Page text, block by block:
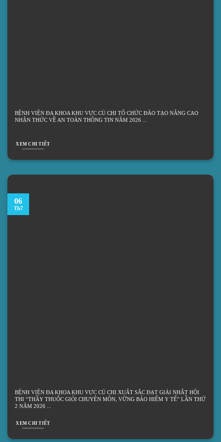
BỆNH VIỆN ĐA KHOA KHU VỰC CỦ CHI TỔ CHỨC ĐÀO TẠO NÂNG CAO
NHẬN THỨC VỀ AN TOÀN THÔNG TIN NĂM 2026
XEM CHI TIẾT
BỆNH VIỆN ĐA KHOA KHU VỰC CỦ CHI XUẤT SẮC ĐẠT GIẢI NHẤT HỘI
THI “THẦY THUỐC GIỎI CHUYÊN MÔN, VỮNG BẢO HIỂM Y TẾ” LẦN THỨ
2 NĂM 2026
XEM CHI TIẾT
06
Th7